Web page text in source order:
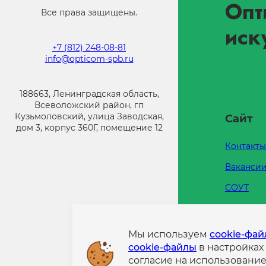
Все права защищены.
+7 (812) 248-08-81
info@opticom-spb.ru
188663, Ленинградская область,
Всеволожский район, гп
Кузьмоловский, улица Заводская,
дом 3, корпус 360Г, помещение 12
Сайт
Контакты
Вакансии
СОУТ
Мы используем cookie-
cookie-файлы в
согласие на